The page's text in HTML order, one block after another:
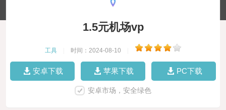
1.5元机场vp
工具 时间：2024-08-10
安卓下载 苹果下载 PC下载
安卓市场，安全绿色